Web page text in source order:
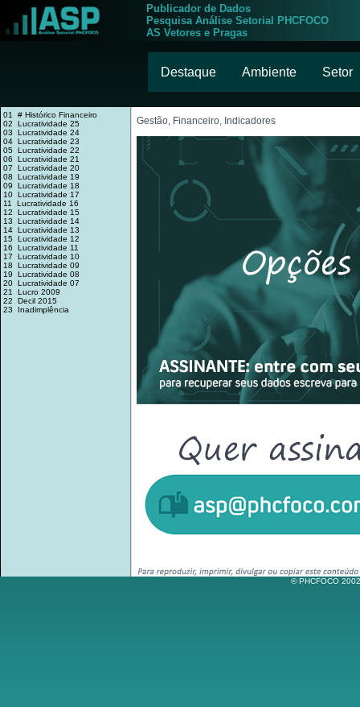
Publicador de Dados
Pesquisa Análise Setorial PHCFOCO
AS Vetores e Pragas
Destaque Ambiente Setor
01 # Histórico Financeiro
02 Lucratividade 25
03 Lucratividade 24
04 Lucratividade 23
05 Lucratividade 22
06 Lucratividade 21
07 Lucratividade 20
08 Lucratividade 19
09 Lucratividade 18
10 Lucratividade 17
11 Lucratividade 16
12 Lucratividade 15
13 Lucratividade 14
14 Lucratividade 13
15 Lucratividade 12
16 Lucratividade 11
17 Lucratividade 10
18 Lucratividade 09
19 Lucratividade 08
20 Lucratividade 07
21 Lucro 2009
22 Decil 2015
23 Inadimplência
Gestão, Financeiro, Indicadores
© PHCFOCO